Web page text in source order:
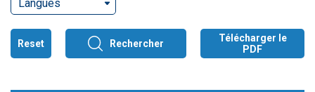
Langues
Reset Rechercher
Télécharger le
PDF